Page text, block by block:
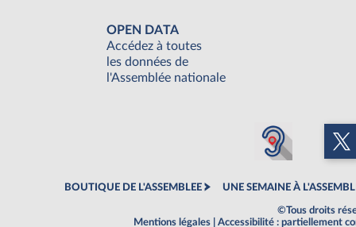
OPEN DATA
Accédez à toutes
les données de
l'Assemblée nationale
BOUTIQUE DE L'ASSEMBLEE UNE SEMAINE À
©Tous droits
Mentions légales
Accessibilité : partiellement